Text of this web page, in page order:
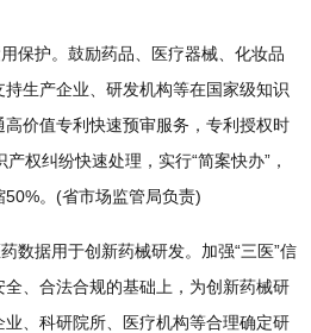
护。鼓励药品、医疗器械、化妆品
生产企业、研发机构等在国家级知识
价值专利快速预审服务，专利授权时
权纠纷快速处理，实行“简案快办”，
。(省市场监管局负责)
据用于创新药械研发。加强“三医”信
、合法合规的基础上，为创新药械研
、科研院所、医疗机构等合理确定研